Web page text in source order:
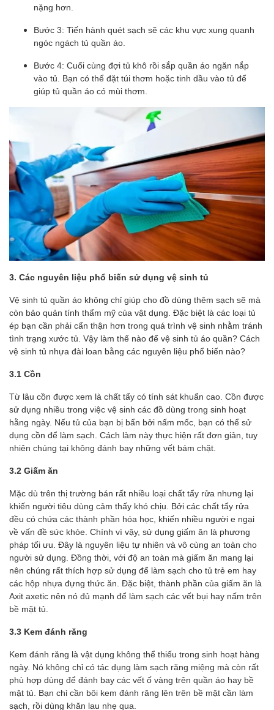
nặng hơn.
Bước 3: Tiến hành quét sạch sẽ các khu vực xung quanh
ngóc ngách tủ quần áo.
Bước 4: Cuối cùng đợi tủ khô rồi sắp quần áo ngăn nắp
vào tủ. Bạn có thể đặt túi thơm hoặc tinh dầu vào tủ để
giúp tủ quần áo có mùi thơm.
3. Các nguyên liệu phổ biến sử dụng vệ sinh tủ
Vệ sinh tủ quần áo không chỉ giúp cho đồ dùng thêm sạch sẽ mà
còn bảo quản tính thẩm mỹ của vật dụng. Đặc biệt là các loại tủ
ép bạn cần phải cẩn thận hơn trong quá trình vệ sinh nhằm tránh
tình trạng xước tủ. Vậy làm thế nào để vệ sinh tủ áo quần? Cách
vệ sinh tủ nhựa đài loan bằng các nguyên liệu phổ biến nào?
3.1 Cồn
Từ lâu cồn được xem là chất tẩy có tính sát khuẩn cao. Cồn được
sử dụng nhiều trong việc vệ sinh các đồ dùng trong sinh hoạt
hằng ngày. Nếu tủ của bạn bị bẩn bởi nấm mốc, bạn có thể sử
dụng cồn để làm sạch. Cách làm này thực hiện rất đơn giản, tuy
nhiên chúng tại không đánh bay những vết bám chặt.
3.2 Giấm ăn
Mặc dù trên thị trường bán rất nhiều loại chất tẩy rửa nhưng lại
khiến người tiêu dùng cảm thấy khó chịu. Bởi các chất tẩy rửa
đều có chứa các thành phần hóa học, khiến nhiều người e ngại
về vấn đề sức khỏe. Chính vì vậy, sử dụng giấm ăn là phương
pháp tối ưu. Đây là nguyên liệu tự nhiên và vô cùng an toàn cho
người sử dụng. Đồng thời, với độ an toàn mà giấm ăn mang lại
nên chúng rất thích hợp sử dụng để làm sạch cho tủ trẻ em hay
các hộp nhựa đựng thức ăn. Đặc biệt, thành phần của giấm ăn là
Axit axetic nên nó đủ mạnh để làm sạch các vết bụi hay nấm trên
bề mặt tủ.
3.3 Kem đánh răng
Kem đánh răng là vật dụng không thể thiếu trong sinh hoạt hàng
ngày. Nó không chỉ có tác dụng làm sạch răng miệng mà còn rất
phù hợp dùng để đánh bay các vết ố vàng trên quần áo hay bề
mặt tủ. Bạn chỉ cần bôi kem đánh răng lên trên bề mặt cần làm
sạch, rồi dùng khăn lau nhẹ qua.